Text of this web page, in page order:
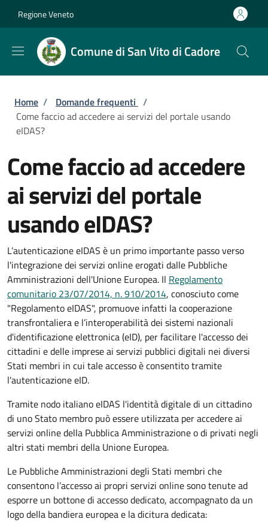
Regione Veneto
Comune di San Vito di Cadore
Briciole di pane
Home / Domande frequenti /
Come faccio ad accedere ai servizi del portale usando
eIDAS?
Come faccio ad accedere
ai servizi del portale
usando eIDAS?
L’autenticazione eIDAS è un primo importante passo verso
l'integrazione dei servizi online erogati dalle Pubbliche
Amministrazioni dell'Unione Europea. Il Regolamento
comunitario 23/07/2014, n. 910/2014, conosciuto come
"Regolamento eIDAS", promuove infatti la cooperazione
transfrontaliera e l’interoperabilità dei sistemi nazionali
d'identificazione elettronica (eID), per facilitare l'accesso dei
cittadini e delle imprese ai servizi pubblici digitali nei diversi
Stati membri in cui tale accesso è consentito tramite
l'autenticazione eID.
Tramite nodo italiano eIDAS l'identità digitale di un cittadino
di uno Stato membro può essere utilizzata per accedere ai
servizi online della Pubblica Amministrazione o di privati negli
altri stati membri della Unione Europea.
Le Pubbliche Amministrazioni degli Stati membri che
consentono l’accesso ai propri servizi online sono tenute ad
esporre un bottone di accesso dedicato, accompagnato da un
logo della bandiera europea e la dicitura dedicata: